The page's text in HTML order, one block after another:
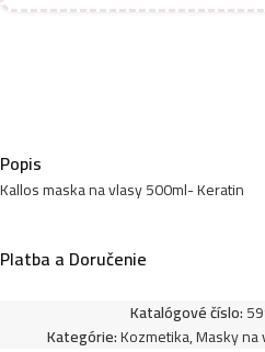
3,79€
Popis
Kallos maska na vlasy 500ml- Keratin
Platba a Doručenie
Katalógové číslo:
Kategórie:Kozmetika,Masky na